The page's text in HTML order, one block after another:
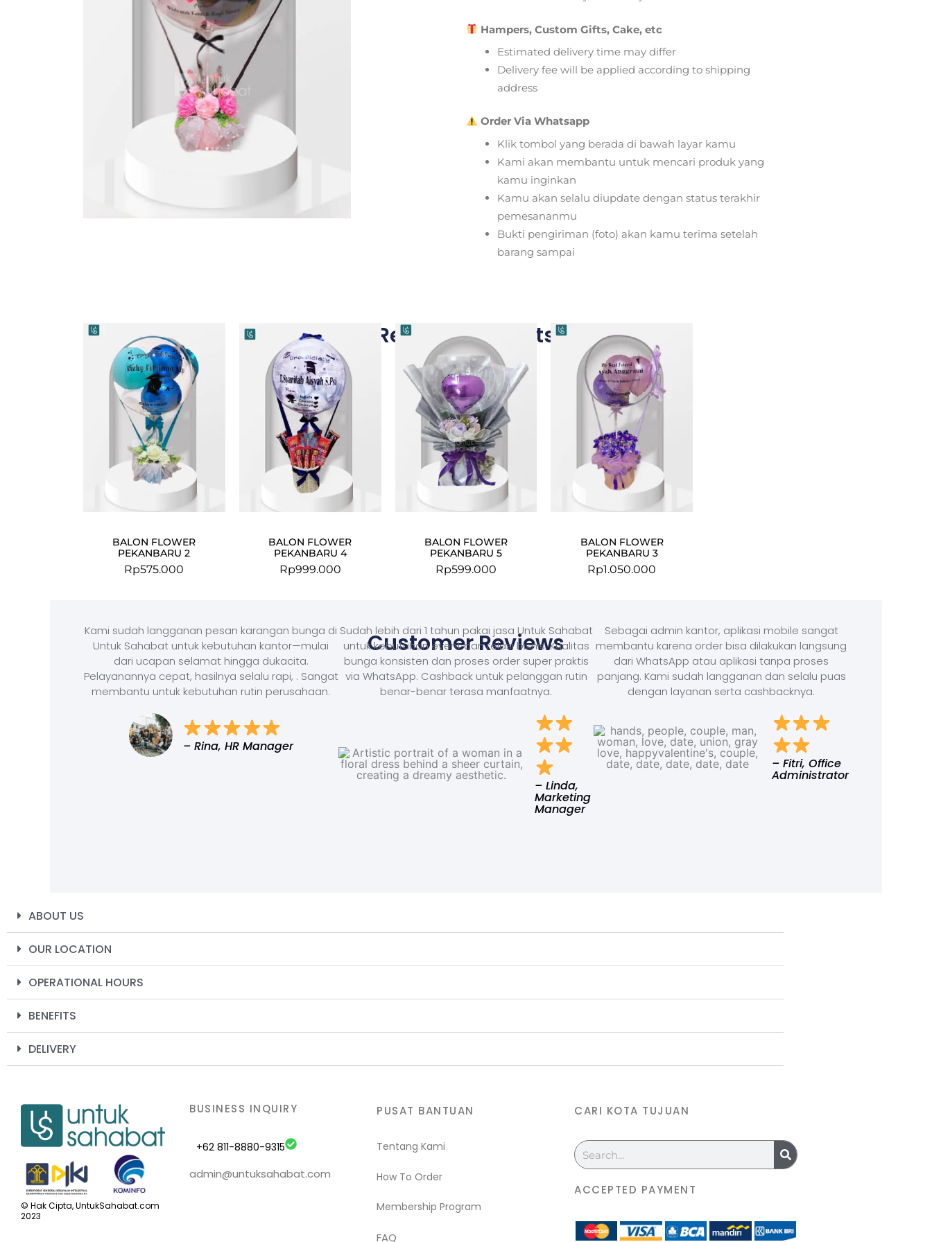
Hampers, Custom Gifts, Cake, etc
Estimated delivery time may differ
Delivery fee will be applied according to shipping
address
Order Via Whatsapp
Klik tombol yang berada di bawah layar kamu
Kami akan membantu untuk mencari produk yang
kamu inginkan
Kamu akan selalu diupdate dengan status terakhir
pemesananmu
Bukti pengiriman (foto) akan kamu terima setelah
barang sampai
Related Products
BALON FLOWER
PEKANBARU 2
Rp575.000
BALON FLOWER
PEKANBARU 4
Rp999.000
BALON FLOWER
PEKANBARU 5
Rp599.000
BALON FLOWER
PEKANBARU 3
Rp1.050.000
Customer Reviews
Kami sudah langganan pesan karangan bunga di
Untuk Sahabat untuk kebutuhan kantor—mulai
dari ucapan selamat hingga dukacita.
Pelayanannya cepat, hasilnya selalu rapi, . Sangat
membantu untuk kebutuhan rutin perusahaan.
– Rina, HR Manager
Sudah lebih dari 1 tahun pakai jasa Untuk Sahabat
untuk kebutuhan event dan relasi bisnis. Kualitas
bunga konsisten dan proses order super praktis
via WhatsApp. Cashback untuk pelanggan rutin
benar-benar terasa manfaatnya.
– Linda,
Marketing
Manager
Sebagai admin kantor, aplikasi mobile sangat
membantu karena order bisa dilakukan langsung
dari WhatsApp atau aplikasi tanpa proses
panjang. Kami sudah langganan dan selalu puas
dengan layanan serta cashbacknya.
– Fitri, Office
Administrator
ABOUT US
OUR LOCATION
OPERATIONAL HOURS
BENEFITS
DELIVERY
© Hak Cipta, UntukSahabat.com
2023
BUSINESS INQUIRY
+62 811-8880-9315
admin@untuksahabat.com
PUSAT BANTUAN
Tentang Kami
How To Order
Membership Program
FAQ
CARI KOTA TUJUAN
Search
ACCEPTED PAYMENT